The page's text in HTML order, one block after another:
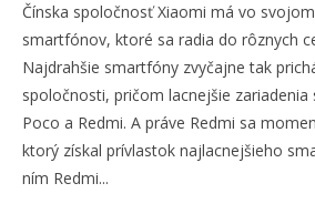
Čínska spoločnosť Xiaomi má vo
smartfónov, ktoré sa radia do rôznych
Najdrahšie smartfóny zvyčajne tak
spoločnosti, pričom lacnejšie zariadenia
Poco a Redmi. A práve Redmi sa
ktorý získal prívlastok najlacnejšieho
ním Redmi...